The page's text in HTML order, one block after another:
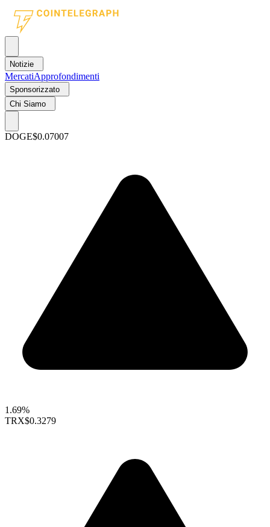
Notizie
MercatiApprofondimenti
Sponsorizzato
Chi Siamo
DOGE$0.07007
1.69%
TRX$0.3279